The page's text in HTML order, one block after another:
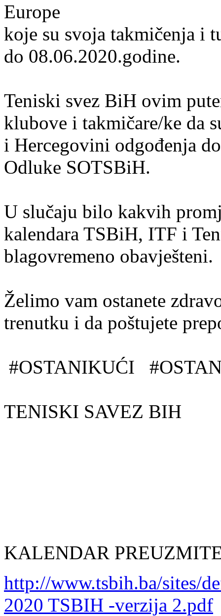
Europe
koje su svoja takmičenja i
do 08.06.2020.godine.
Teniski svez BiH ovim
klubove i takmičare/ke da
i Hercegovini odgođenja
Odluke SOTSBiH.
U slučaju bilo kakvih
kalendara TSBiH, ITF i
blagovremeno obavješteni.
Želimo vam ostanete
trenutku i da poštujete
#OSTANIKUĆI
TENISKI SAVEZ BIH
KALENDAR
http://www.tsbih.ba/sites/
2020 TSBIH -verzija 2.pdf